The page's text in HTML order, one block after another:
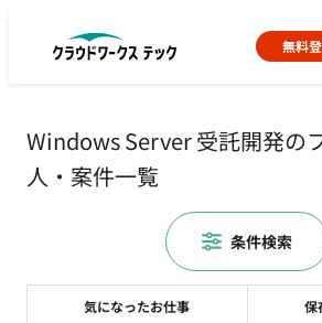
無料
Windows Server 受託開発の
人・案件一覧
気になったお仕事 保
条件検索